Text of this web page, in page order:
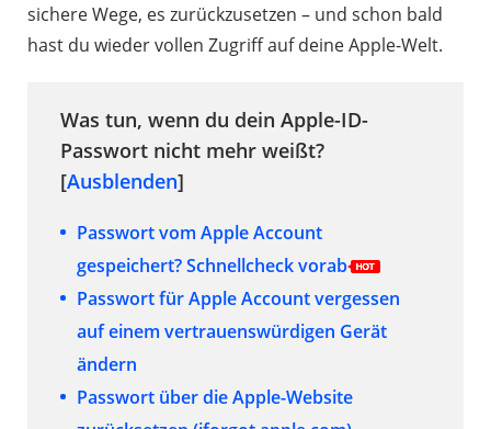
sichere Wege, es zurückzusetzen – und schon bald
hast du wieder vollen Zugriff auf deine Apple-Welt.
Was tun, wenn du dein Apple-ID-
Passwort nicht mehr weißt?
[Ausblenden]
Passwort vom Apple Account
gespeichert? Schnellcheck vorab
Passwort für Apple Account vergessen
auf einem vertrauenswürdigen Gerät
ändern
Passwort über die Apple-Website